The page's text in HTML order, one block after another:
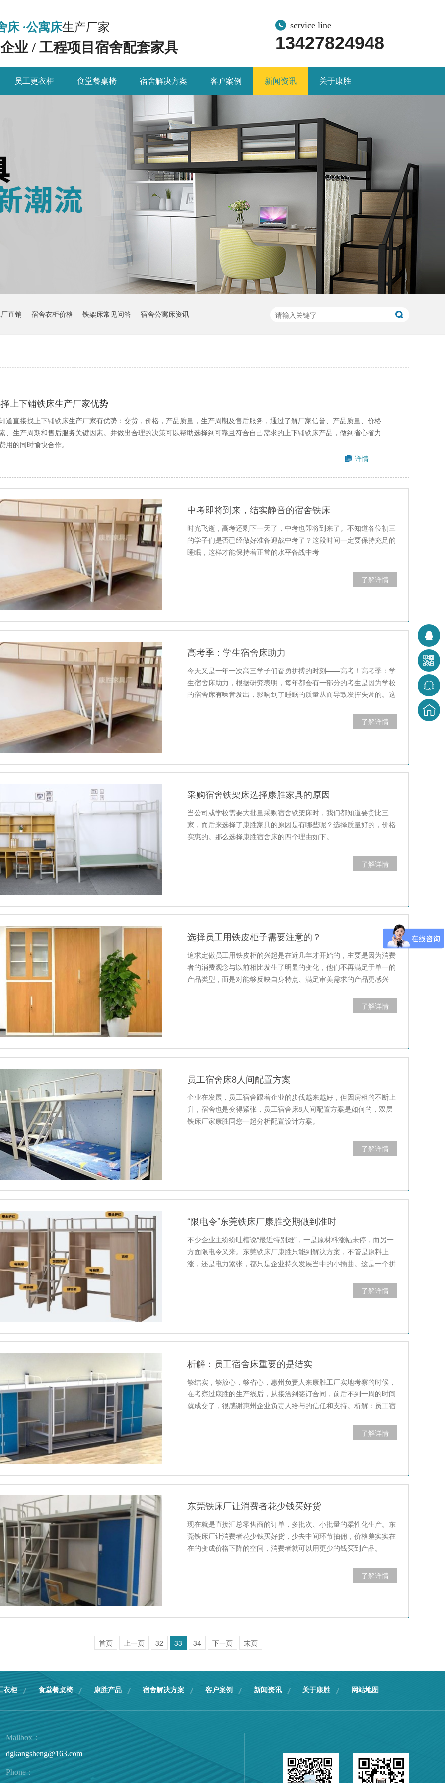
床 ·公寓床生产厂家
业 / 工程项目宿舍配套家具
service line
13427824948
员工更衣柜 食堂餐桌椅 宿舍解决方案 客户案例 新闻资讯 关于康胜
直销 宿舍衣柜价格 铁架床常见问答 宿舍公寓床资讯
上下铺铁床生产厂家优势
道直接找上下铺铁床生产厂家有优势：交货，价格，产品质量，生产周期及售后服务，通过了解厂家信誉、产品质量、价格
、生产周期和售后服务关键因素。并做出合理的决策可以帮助选择到可靠且符合自己需求的上下铺铁床产品，做到省心省力
用的同时愉快合作。
详情
中考即将到来，结实静音的宿舍铁床
时光飞逝，高考还剩下一天了，中考也即将到来了。不知道各位初三
的学子们是否已经做好准备迎战中考了？这段时间一定要保持充足的
睡眠，这样才能保持着正常的水平备战中考
了解详情
高考季：学生宿舍床助力
今天又是一年一次高三学子们奋勇拼搏的时刻——高考！高考季：学
生宿舍床助力，根据研究表明，每年都会有一部分的考生是因为学校
的宿舍床有噪音发出，影响到了睡眠的质量从而导致发挥失常的。这
了解详情
采购宿舍铁架床选择康胜家具的原因
当公司或学校需要大批量采购宿舍铁架床时，我们都知道要货比三
家，而后来选择了康胜家具的原因是有哪些呢？选择质量好的，价格
实惠的。那么选择康胜宿舍床的四个理由如下。
了解详情
选择员工用铁皮柜子需要注意的？
追求定做员工用铁皮柜的兴起是在近几年才开始的，主要是因为消费
者的消费观念与以前相比发生了明显的变化，他们不再满足于单一的
产品类型，而是对能够反映自身特点、满足审美需求的产品更感兴
了解详情
员工宿舍床8人间配置方案
企业在发展，员工宿舍跟着企业的步伐越来越好，但因房租的不断上
升，宿舍也是变得紧张，员工宿舍床8人间配置方案是如何的，双层
铁床厂家康胜同您一起分析配置设计方案。
了解详情
“限电令”东莞铁床厂康胜交期做到准时
不少企业主纷纷吐槽说“最近特别难”，一是原材料涨幅未停，而另一
方面限电令又来。东莞铁床厂康胜只能到解决方案，不管是原料上
涨，还是电力紧张，都只是企业持久发展当中的小插曲。这是一个拼
了解详情
析解：员工宿舍床重要的是结实
够结实，够放心，够省心，惠州负责人来康胜工厂实地考察的时候，
在考察过康胜的生产线后，从接洽到签订合同，前后不到一周的时间
就成交了，很感谢惠州企业负责人给与的信任和支持。析解：员工宿
了解详情
东莞铁床厂让消费者花少钱买好货
现在就是直接汇总零售商的订单，多批次、小批量的柔性化生产。东
莞铁床厂让消费者花少钱买好货，少去中间环节抽佣，价格差实实在
在的变成价格下降的空间，消费者就可以用更少的钱买到产品。
了解详情
首页 上一页 32 33 34 下一页 末页
衣柜 食堂餐桌椅 康胜产品 宿舍解决方案 客户案例 新闻资讯 关于康胜 网站地图
Mailbox：
dgkangsheng@163.com
Phone：